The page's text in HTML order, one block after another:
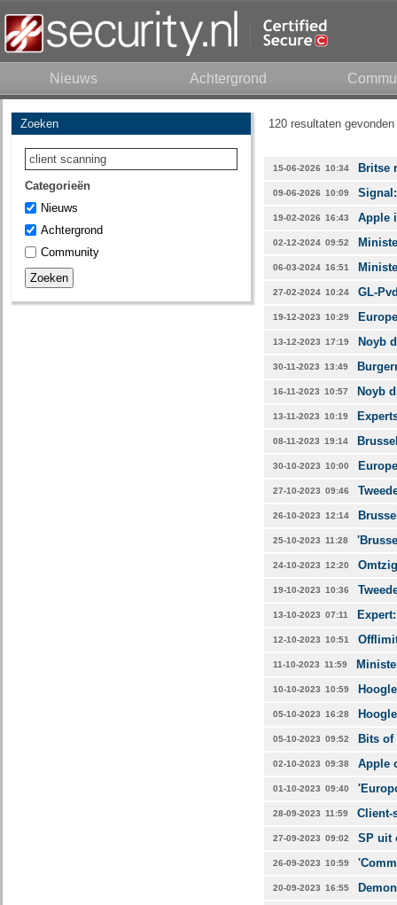
Nieuws Achtergrond
Zoeken
Categorieën
Nieuws
Achtergrond
Community
120 resultaten
15-06-2026 10:34 Britse
09-06-2026 10:09
19-02-2026 16:43 Apple
02-12-2024 09:52
06-03-2024 16:51
27-02-2024 10:24 GL-
19-12-2023 10:29
13-12-2023 17:19 Noyb
30-11-2023 13:49
16-11-2023 10:57 Noyb
13-11-2023 10:19
08-11-2023 19:14
30-10-2023 10:00
27-10-2023 09:46
26-10-2023 12:14
25-10-2023 11:28
24-10-2023 12:20
19-10-2023 10:36
13-10-2023 07:11
12-10-2023 10:51
11-10-2023 11:59
10-10-2023 10:59
05-10-2023 16:28
05-10-2023 09:52 Bits
02-10-2023 09:38 Apple
01-10-2023 09:40
28-09-2023 11:59 Client-
27-09-2023 09:02 SP uit
26-09-2023 10:59
20-09-2023 16:55